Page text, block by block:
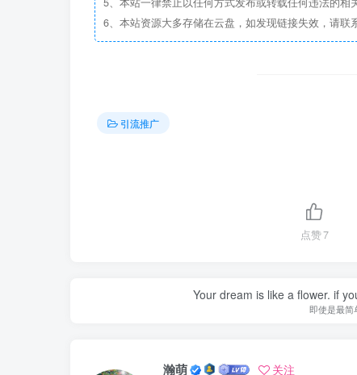
6、本站资源大多存储在云盘，如发现链接失效，请联
引流推广
点赞7
Your dream is like a flower. if
即使是最简
瀚萌 关注